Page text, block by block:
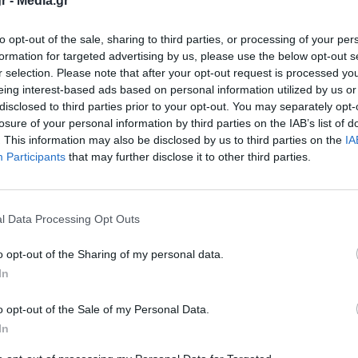
opt-out of the sale, sharing to third parties, or processing of your
for targeted advertising by us, please use the below opt-out
selection. Please note that after your opt-out request is processed
interest-based ads based on personal information utilized by us
to third parties prior to your opt-out. You may separately
of your personal information by third parties on the IAB’s list of
This information may also be disclosed by us to third parties on the
Participants that may further disclose it to other third parties.
Data Processing Opt Outs
opt-out of the Sharing of my personal data.
opt-out of the Sale of my Personal Data.
Zhang Qiyue, ενημέρωσε τον υπουργό
που λαμβάνονται στην Κίνα προκειμένου
ο νέος κοροναϊός.
έχουν αναστείλει όλες τις οργανωμένες
εξωτερικό, με στόχο την πρόληψη της
του ενημέρωσε την κινεζική
έχουν λάβει οι ελληνικές υγειονομικές